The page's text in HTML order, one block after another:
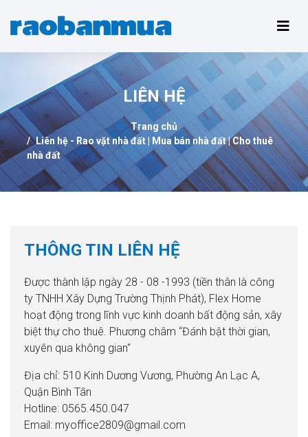
LIÊN HỆ
Trang chủ
Liên hệ - Rao vặt nhà đất | Mua bán nhà đất | Cho thuê
nhà đất
THÔNG TIN LIÊN HỆ
Được thành lập ngày 28 - 08 -1993 (tiền thân là công
ty TNHH Xây Dựng Trường Thịnh Phát), Flex Home
hoạt động trong lĩnh vực kinh doanh bất động sản, xây
biệt thự cho thuê. Phương châm “Đánh bật thời gian,
xuyên qua không gian"
Địa chỉ: 510 Kinh Dương Vương, Phường An Lạc A,
Quận Bình Tân
Hotline: 0565.450.047
Email: myoffice2809@gmail.com